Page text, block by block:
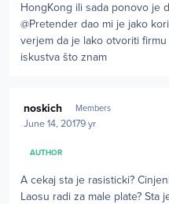
HongKong ili sada ponovo je
@Pretender dao mi je jako
verjem da je lako otvoriti
iskustva što znam
noskich Members
June 14, 20179 yr
AUTHOR
A cekaj sta je rasisticki?
Laosu radi za male plate? Sta